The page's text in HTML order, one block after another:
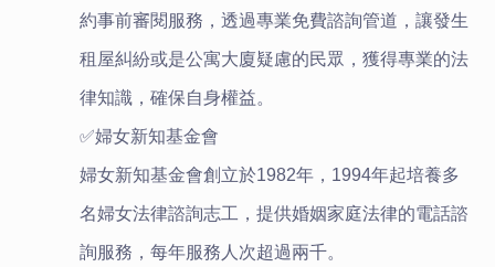
約事前審閱服務，透過專業免費諮詢管道，讓發生
租屋糾紛或是公寓大廈疑慮的民眾，獲得專業的法
律知識，確保自身權益。
✅婦女新知基金會
婦女新知基金會創立於1982年，1994年起培養多
名婦女法律諮詢志工，提供婚姻家庭法律的電話諮
詢服務，每年服務人次超過兩千。